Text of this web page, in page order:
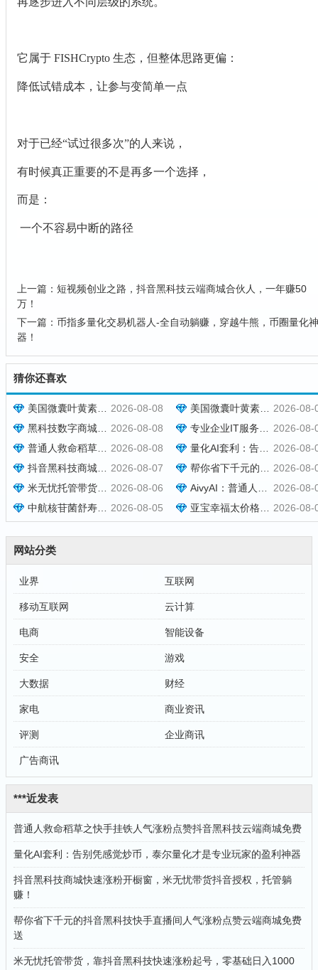
它属于 FISHCrypto 生态，但整体思路更偏：
降低试错成本，让参与变简单一点
对于已经“试过很多次”的人来说，
有时候真正重要的不是再多一个选择，
而是：
一个不容易中断的路径
上一篇： 短视频创业之路，抖音黑科技云端商城合伙人，一年赚50
万！
下一篇： 币指多量化交易机器人-全自动躺赚，穿越牛熊，币圈量化神
器！
猜你还喜欢
2026-08-08
美国微囊叶黄素效果好不好？说明功效价格规格与订购热线 2026-08-
美国微囊叶黄素多少钱一盒？用法用量与生产厂家相关信息
2026-08-08
黑科技数字商城教程，搞副业做直播，米无忧抖音带货轻轻松松！ 2026-08-
专业企业IT服务品牌和美字节：把企业邮箱服务做深、做稳、做长期
2026-08-08
普通人救命稻草之快手挂铁人气涨粉点赞抖音黑科技云端商城免费 2026-08-
量化AI套利：告别凭感觉炒币，泰尔量化才是专业玩家的盈利神器
2026-08-07
抖音黑科技商城快速涨粉开橱窗，米无忧带货抖音授权，托管躺赚！ 2026-08-
帮你省下千元的抖音黑科技快手直播间人气涨粉点赞云端商城免费送
2026-08-06
米无忧托管带货，靠抖音黑科技快速涨粉起号，零基础日入1000+！ 2026-08-
AivyAI：普通人能参与的AI风口，零撸AVAX，首码上线速度上车！
2026-08-05
中航核苷菌舒寿方多少钱一盒 功效如何 [2026报价] 2026-08-
亚宝幸福太价格效果介绍，现货秒发批发报价与用法用量参考
网站分类
业界 互联网
移动互联网 云计算
电商 智能设备
安全 游戏
大数据 财经
家电 商业资讯
评测 企业商讯
广告商讯
***近发表
普通人救命稻草之快手挂铁人气涨粉点赞抖音黑科技云端商城免费
量化AI套利：告别凭感觉炒币，泰尔量化才是专业玩家的盈利神器
抖音黑科技商城快速涨粉开橱窗，米无忧带货抖音授权，托管躺
赚！
帮你省下千元的抖音黑科技快手直播间人气涨粉点赞云端商城免费
送
米无忧托管带货，靠抖音黑科技快速涨粉起号，零基础日入1000